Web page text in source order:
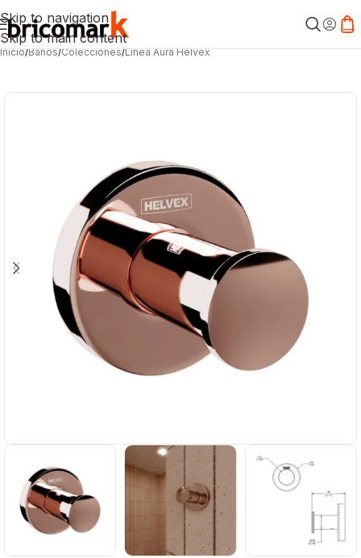
Skip to navigation
Skip to main content
Inicio/Baños/Colecciones/Línea Aura Helvex